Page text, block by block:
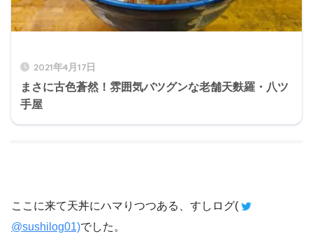
2021年4月17日
まさに古色蒼然！雰囲気バツグンな老舗天麩羅・八ツ
手屋
ここに来て天丼にハマりつつある、すしログ(
@sushilog01)でした。